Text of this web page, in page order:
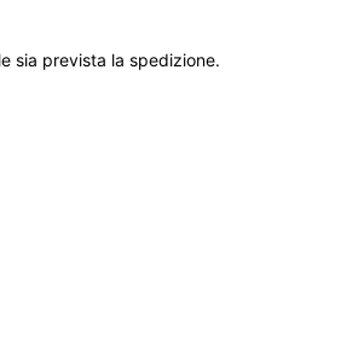
sia prevista la spedizione.